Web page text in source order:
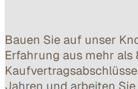
Bauen Sie auf unser
Erfahrung aus mehr